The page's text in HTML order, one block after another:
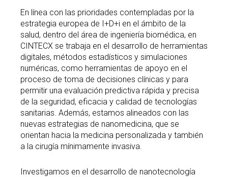
En línea con las prioridades contempladas por la
estrategia europea de I+D+i en el ámbito de la
salud, dentro del área de ingeniería biomédica, en
CINTECX se trabaja en el desarrollo de herramientas
digitales, métodos estadísticos y simulaciones
numéricas, como herramientas de apoyo en el
proceso de toma de decisiones clínicas y para
permitir una evaluación predictiva rápida y precisa
de la seguridad, eficacia y calidad de tecnologías
sanitarias. Además, estamos alineados con las
nuevas estrategias de nanomedicina, que se
orientan hacia la medicina personalizada y también
a la cirugía mínimamente invasiva.
Investigamos en el desarrollo de nanotecnología